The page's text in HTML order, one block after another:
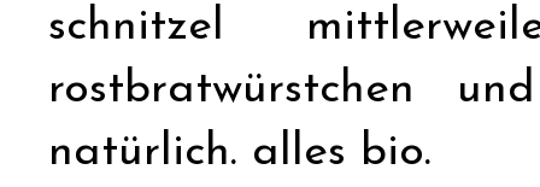
schnitzel
rostbratwürstchen
natürlich. alles bio.